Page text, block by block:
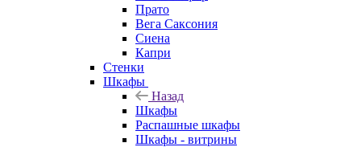
Прато
Вега Саксония
Сиена
Капри
Стенки
Шкафы
Назад
Шкафы
Распашные шкафы
Шкафы - витрины